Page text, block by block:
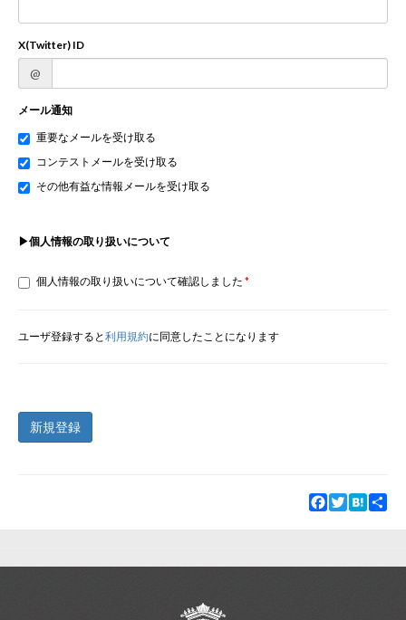
X(Twitter) ID
@
メール通知
重要なメールを受け取る
コンテストメールを受け取る
その他有益な情報メールを受け取る
▶個人情報の取り扱いについて
個人情報の取り扱いについて確認しました
ユーザ登録すると利用規約に同意したことになります
新規登録
Facebook
TwitterHatena